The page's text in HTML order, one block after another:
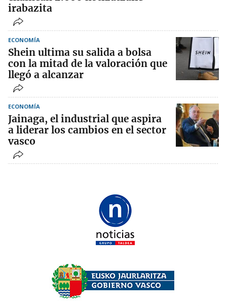
irabazita
ECONOMÍA
Shein ultima su salida a bolsa
con la mitad de la valoración que
llegó a alcanzar
ECONOMÍA
Jainaga, el industrial que aspira
a liderar los cambios en el sector
vasco